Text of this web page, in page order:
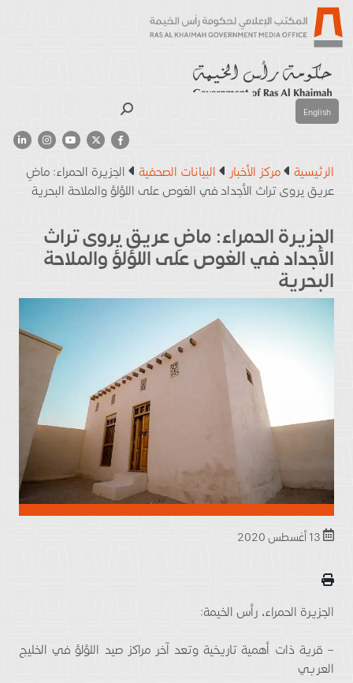
English
الرئيسية مركز الأخبار البيانات الصحفية
الجزيرة الحمراء: ماضِ
عريق يروى تراث الأجداد في الغوص على اللؤلؤ والملاحة البحرية
الجزيرة الحمراء: ماضِ عريق يروى تراث
الأجداد في الغوص على اللؤلؤ والملاحة
البحرية
الجزيرة الحمراء، رأس الخيمة:
– قرية ذات أهمية تاريخية وتعد آخر مراكز صيد اللؤلؤ في الخليج
العربي